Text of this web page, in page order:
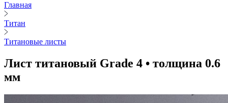
Главная
Титан
Титановые листы
Лист титановый Grade 4 • толщина 0.6
мм